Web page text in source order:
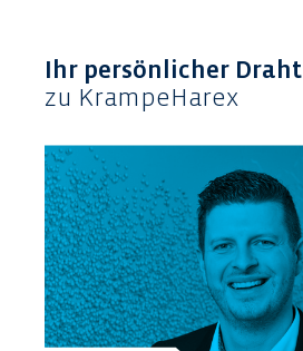
Ihr persönlicher Draht
zu KrampeHarex